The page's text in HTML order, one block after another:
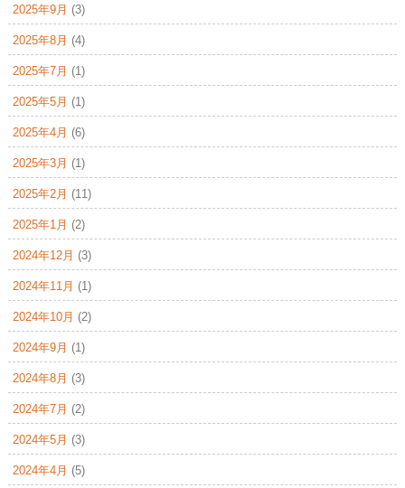
2025年9月 (3)
2025年8月 (4)
2025年7月 (1)
2025年5月 (1)
2025年4月 (6)
2025年3月 (1)
2025年2月 (11)
2025年1月 (2)
2024年12月 (3)
2024年11月 (1)
2024年10月 (2)
2024年9月 (1)
2024年8月 (3)
2024年7月 (2)
2024年5月 (3)
2024年4月 (5)